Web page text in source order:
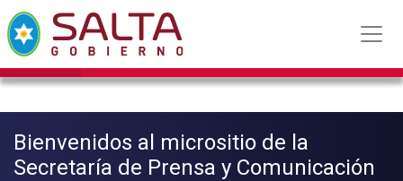
Bienvenidos al micrositio de la
Secretaría de Prensa y Comunicación